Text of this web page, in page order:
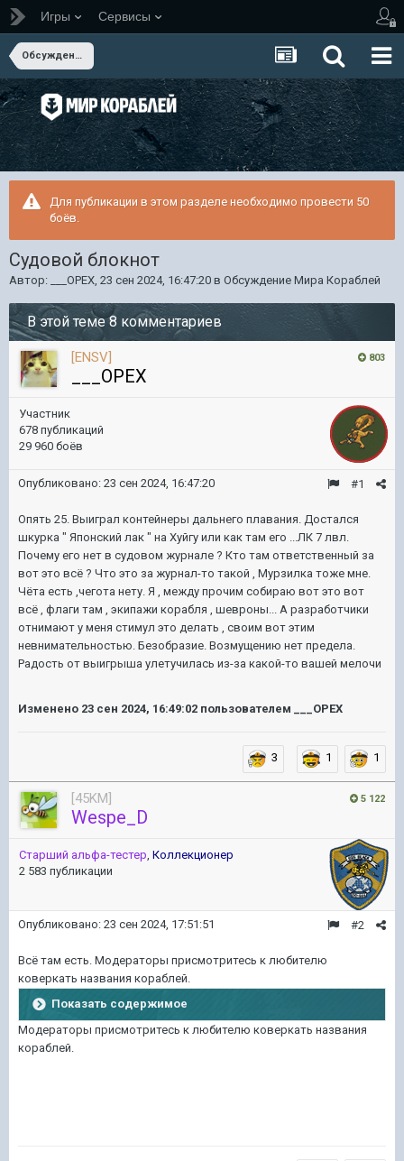
Игры Сервисы
Обсуждение Мира Кораблей
Для публикации в этом разделе необходимо провести 50
боёв.
Судовой блокнот
Автор: ___OPEX, 23 сен 2024, 16:47:20 в Обсуждение Мира Кораблей
В этой теме 8 комментариев
803
[ENSV]
___OPEX
Участник
678 публикаций
29 960 боёв
#1
Опубликовано: 23 сен 2024, 16:47:20
Опять 25. Выиграл контейнеры дальнего плавания. Достался
шкурка " Японский лак " на Хуйгу или как там его ...ЛК 7 лвл.
Почему его нет в судовом журнале ? Кто там ответственный за
вот это всё ? Что это за журнал-то такой , Мурзилка тоже мне.
Чёта есть ,чегота нету. Я , между прочим собираю вот это вот
всё , флаги там , экипажи корабля , шевроны... А разработчики
отнимают у меня стимул это делать , своим вот этим
невнимательностью. Безобразие. Возмущению нет предела.
Радость от выигрыша улетучилась из-за какой-то вашей мелочи
Изменено 23 сен 2024, 16:49:02 пользователем ___OPEX
3 1 1
5 122
[45KM]
Wespe_D
Старший альфа-тестер, Коллекционер
2 583 публикации
#2
Опубликовано: 23 сен 2024, 17:51:51
Всё там есть. Модераторы присмотритесь к любителю
коверкать названия кораблей.
Показать содержимое
Модераторы присмотритесь к любителю коверкать названия
кораблей.